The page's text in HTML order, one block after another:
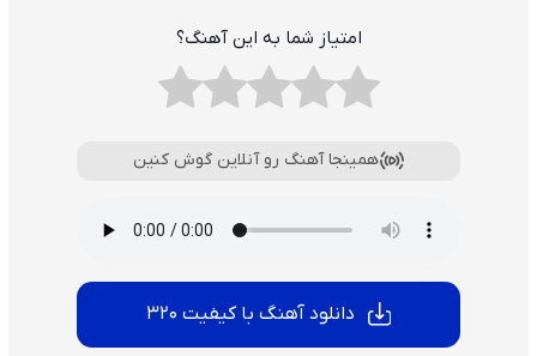
امتیاز شما به این آهنگ؟
همینجا آهنگ رو آنلاین گوش کنین
دانلود آهنگ با کیفیت 320